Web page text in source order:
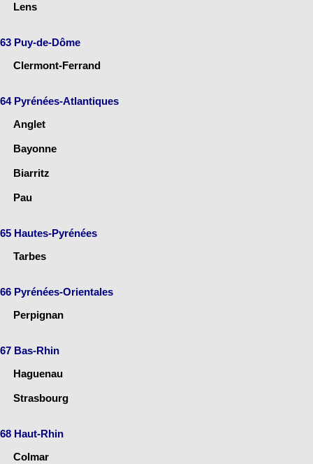
Lens
63 Puy-de-Dôme
Clermont-Ferrand
64 Pyrénées-Atlantiques
Anglet
Bayonne
Biarritz
Pau
65 Hautes-Pyrénées
Tarbes
66 Pyrénées-Orientales
Perpignan
67 Bas-Rhin
Haguenau
Strasbourg
68 Haut-Rhin
Colmar